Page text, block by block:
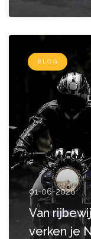
BLOG
01-06-2026
Van
verken je